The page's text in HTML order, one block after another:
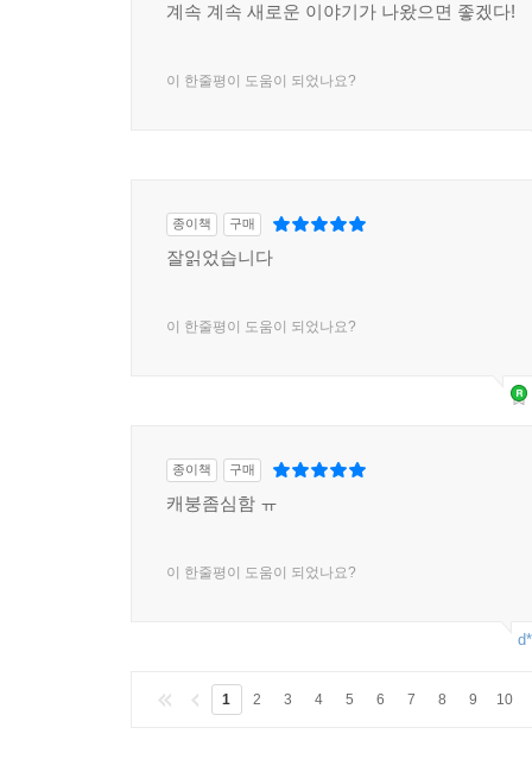
계속 계속 새로운 이야기가 나왔으면 좋겠다!
이 한줄평이 도움이 되었나요?
종이책 구매
잘읽었습니다
이 한줄평이 도움이 되었나요?
종이책 구매
캐붕좀심함 ㅠ
이 한줄평이 도움이 되었나요?
1 2 3 4 5 6 7 8 9 10